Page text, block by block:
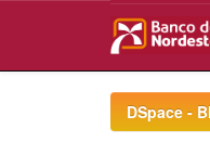
DSpace -